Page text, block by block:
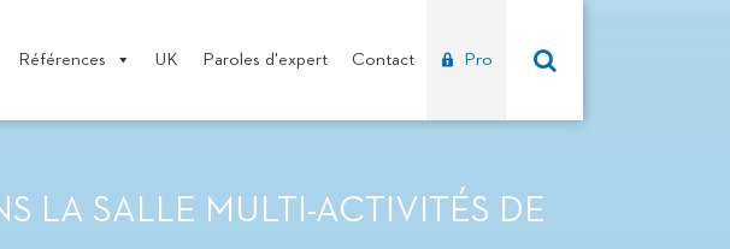
Références UK Paroles d'expert Contact Pro
LA SALLE MULTI-ACTIVITÉS DE